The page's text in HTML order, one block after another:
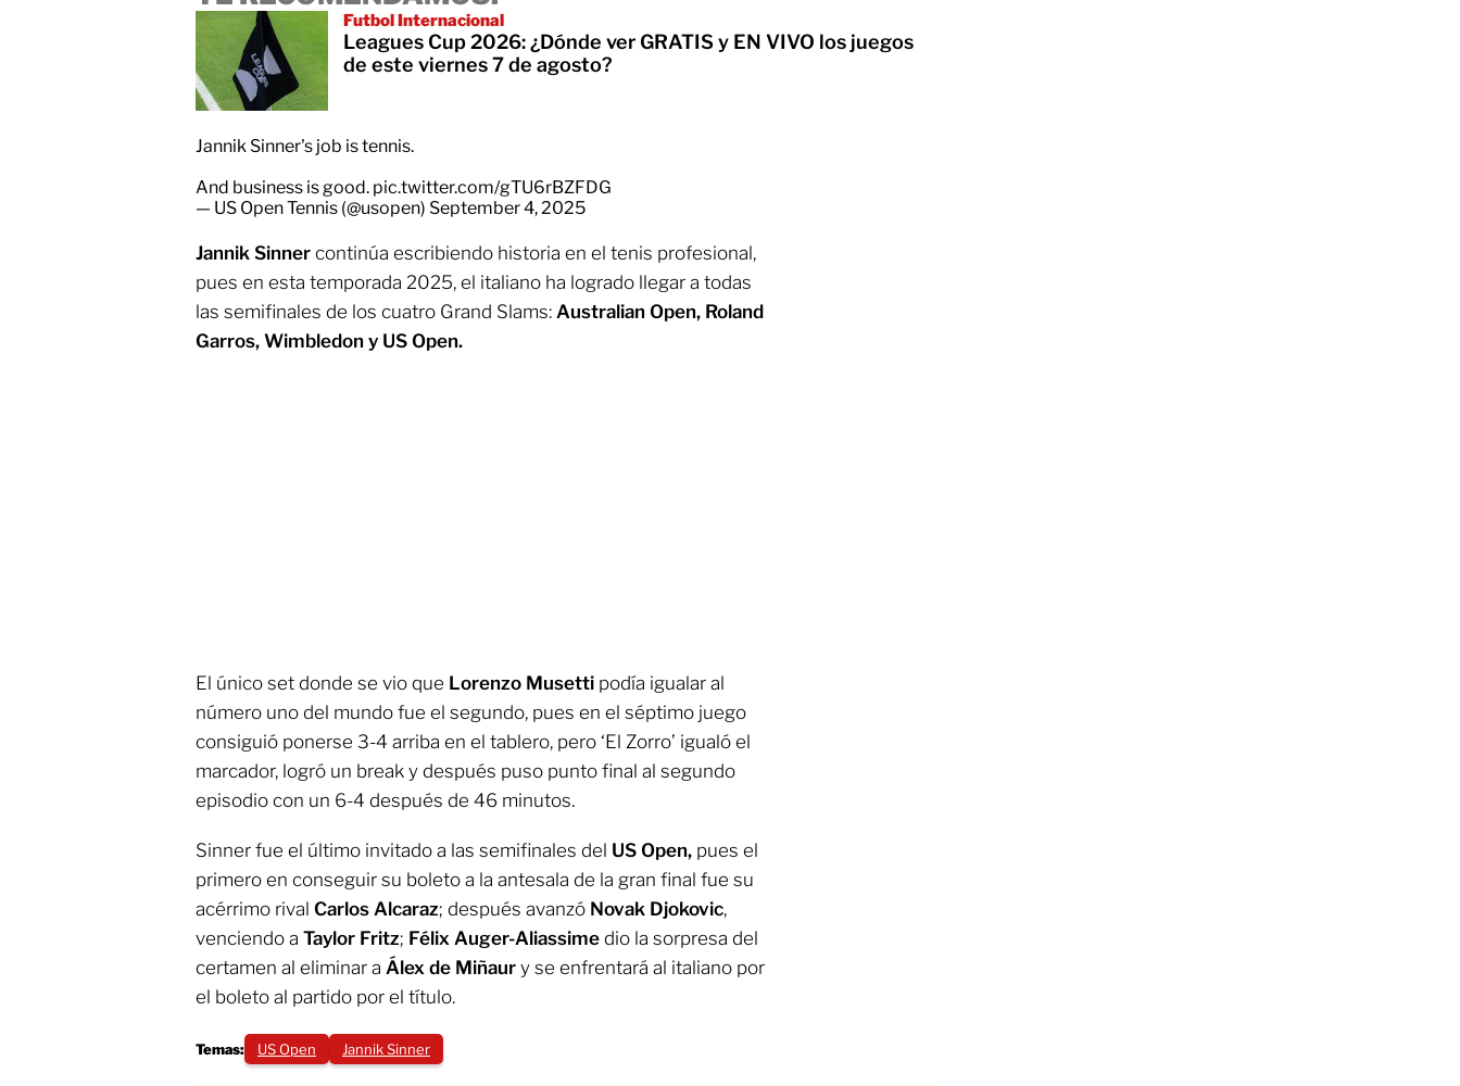
Futbol Internacional
Leagues Cup 2026: ¿Dónde ver GRATIS y EN VIVO los juegos
de este viernes 7 de agosto?
Jannik Sinner's job is tennis.
And business is good. pic.twitter.com/gTU6rBZFDG
— US Open Tennis (@usopen) September 4, 2025
Jannik Sinner continúa escribiendo historia en el tenis profesional,
pues en esta temporada 2025, el italiano ha logrado llegar a todas
las semifinales de los cuatro Grand Slams: Australian Open, Roland
Garros, Wimbledon y US Open.
El único set donde se vio que Lorenzo Musetti podía igualar al
número uno del mundo fue el segundo, pues en el séptimo juego
consiguió ponerse 3-4 arriba en el tablero, pero ‘El Zorro’ igualó el
marcador, logró un break y después puso punto final al segundo
episodio con un 6-4 después de 46 minutos.
Sinner fue el último invitado a las semifinales del US Open, pues el
primero en conseguir su boleto a la antesala de la gran final fue su
acérrimo rival Carlos Alcaraz; después avanzó Novak Djokovic,
venciendo a Taylor Fritz; Félix Auger-Aliassime dio la sorpresa del
certamen al eliminar a Álex de Miñaur y se enfrentará al italiano por
el boleto al partido por el título.
Temas: US Open Jannik Sinner